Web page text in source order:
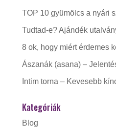
TOP 10 gyümölcs a nyári
Tudtad-e? Ajándék
8 ok, hogy miért érdemes
Ászanák (asana) –
Intim torna – Kevesebb
Kategóriák
Blog